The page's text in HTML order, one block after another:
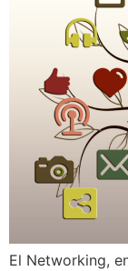
El Networking,